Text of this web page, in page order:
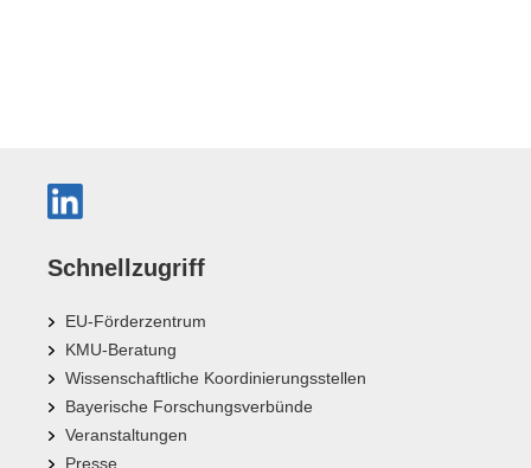
Schnellzugriff
EU-Förderzentrum
KMU-Beratung
Wissenschaftliche Koordinierungsstellen
Bayerische Forschungsverbünde
Veranstaltungen
Presse